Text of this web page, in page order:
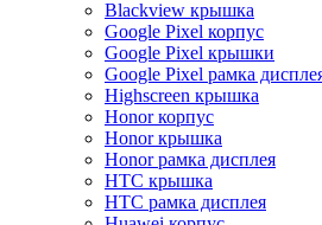
Blackview крышка
Google Pixel корпус
Google Pixel крышки
Google Pixel рамка
Highscreen крышка
Honor корпус
Honor крышка
Honor рамка дисплея
HTC крышка
HTC рамка дисплея